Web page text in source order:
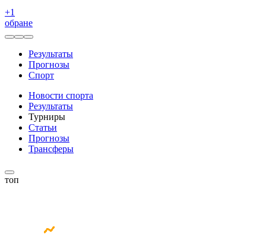
+1
обране
Результаты
Прогнозы
Спорт
Новости спорта
Результаты
Турниры
Статьи
Прогнозы
Трансферы
топ